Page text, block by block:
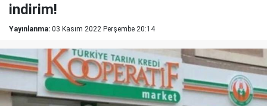
indirim!
Yayınlanma: 03 Kasım 2022 Perşembe 20:14